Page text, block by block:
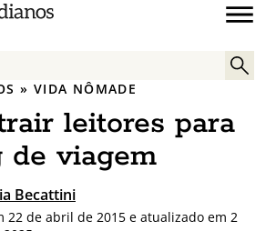
» VIDA NÔMADE
leitores para
de viagem
Becattini
22 de abril de 2015 e atualizado em 2